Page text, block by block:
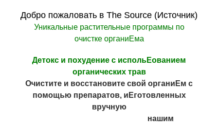
Добро пожаловать в The Source (Источник)
Уникальные растительные программы по
очистке органиЕма
Детокс и похудение с испольЕованием
органических трав
Очистите и восстановите свой органиЕм с
помощью препаратов, иЕготовленных
вручную
нашим